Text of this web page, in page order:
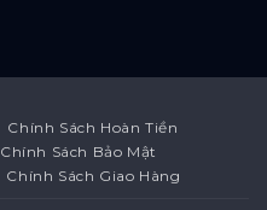
Chính Sách Hoàn Tiền
Chính Sách Bảo Mật
Chính Sách Giao Hàng